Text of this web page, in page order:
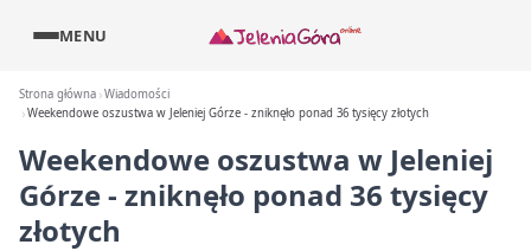
MENU
Strona główna Wiadomości
Weekendowe oszustwa w Jeleniej Górze - zniknęło ponad 36 tysięcy złotych
Weekendowe oszustwa w Jeleniej
Górze - zniknęło ponad 36 tysięcy
złotych